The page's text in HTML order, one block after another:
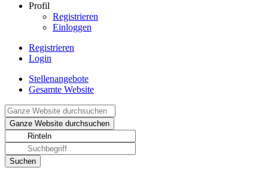
Profil
Registrieren
Einloggen
Registrieren
Login
Stellenangebote
Gesamte Website